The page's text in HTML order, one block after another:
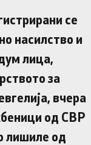
се
насилство и
лица,
за
вчера
од СВР
лишиле од